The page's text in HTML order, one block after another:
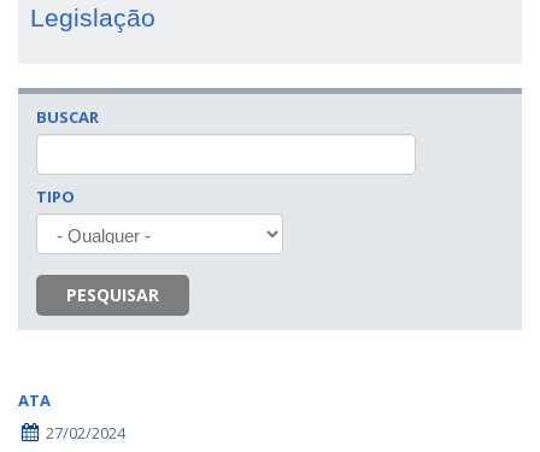
Legislação
BUSCAR
TIPO
PESQUISAR
ATA
27/02/2024